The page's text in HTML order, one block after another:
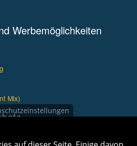
Werbemöglichkeiten
Mix)